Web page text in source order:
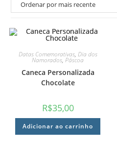
Datas Comemorativas, Dia dos
Namorados,Páscoa
Caneca Personalizada
Chocolate
R$35,00
Adicionar ao carrinho